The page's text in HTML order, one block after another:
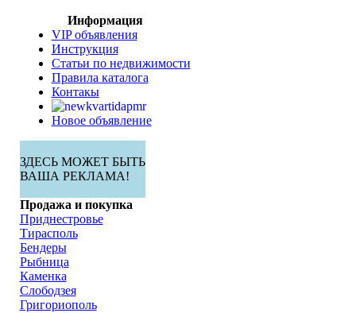
Информация
VIP объявления
Инструкция
Статьи по недвижимости
Правила каталога
Контакы
Новое объявление
ЗДЕСЬ МОЖЕТ БЫТЬ
ВАША РЕКЛАМА!
Продажа и покупка
Приднестровье
Тирасполь
Бендеры
Рыбница
Каменка
Слободзея
Григориополь